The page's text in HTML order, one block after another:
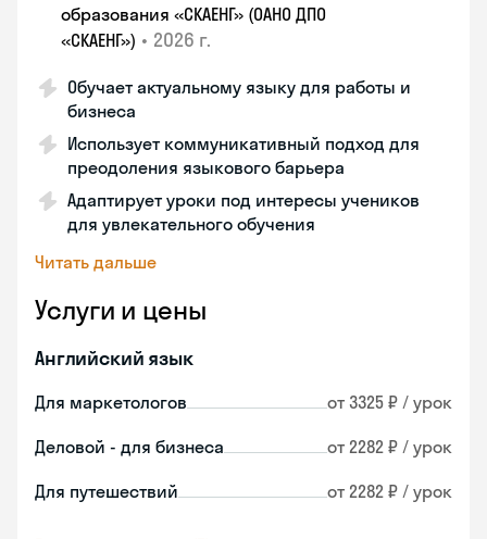
образования «СКАЕНГ» (ОАНО ДПО
«СКАЕНГ») • 2026 г.
Обучает актуальному языку для работы и
бизнеса
Использует коммуникативный подход для
преодоления языкового барьера
Адаптирует уроки под интересы учеников
для увлекательного обучения
Читать дальше
Услуги и цены
Английский язык
Для маркетологов от 3325 ₽ / урок
Деловой - для бизнеса от 2282 ₽ / урок
Для путешествий от 2282 ₽ / урок